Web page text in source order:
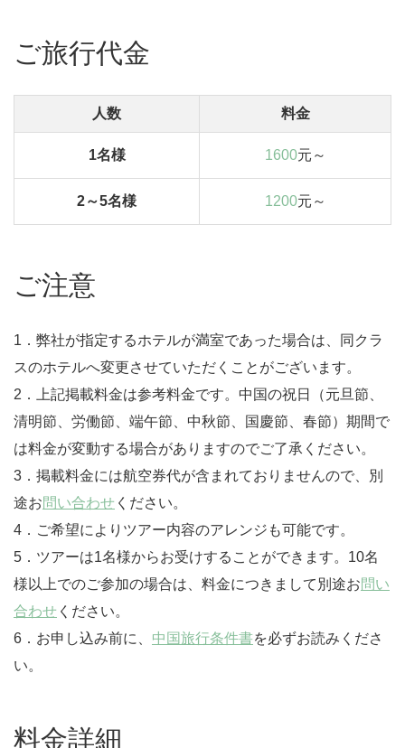
ご旅行代金
人数 料金
1名様 1600元～
2～5名様 1200元～
ご注意
1．弊社が指定するホテルが満室であった場合は、同クラ
スのホテルへ変更させていただくことがございます。
2．上記掲載料金は参考料金です。中国の祝日（元旦節、
清明節、労働節、端午節、中秋節、国慶節、春節）期間で
は料金が変動する場合がありますのでご了承ください。
3．掲載料金には航空券代が含まれておりませんので、別
途お問い合わせ ください。
4．ご希望によりツアー内容のアレンジも可能です。
5．ツアーは1名様からお受けすることができます。10名
様以上でのご参加の場合は、料金につきまして別途お問い
合わせ ください。
6．お申し込み前に、 中国旅行条件書を必ずお読みくださ
い。
料金詳細